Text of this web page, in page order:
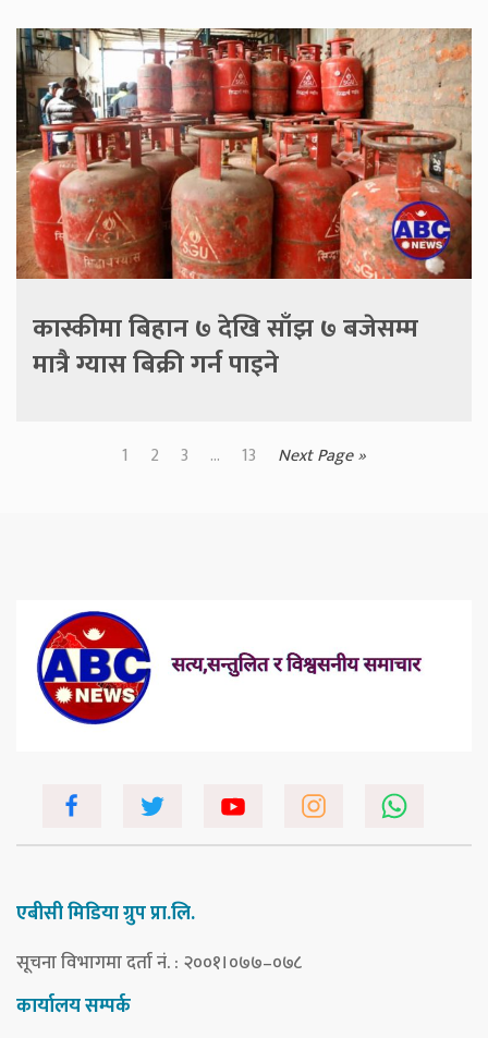
कास्कीमा बिहान ७ देखि साँझ ७ बजेसम्म
मात्रै ग्यास बिक्री गर्न पाइने
1 2 3 ... 13 Next Page »
एबीसी मिडिया ग्रुप प्रा.लि.
सूचना विभागमा दर्ता नं. : २००१।०७७–०७८
कार्यालय सम्पर्क